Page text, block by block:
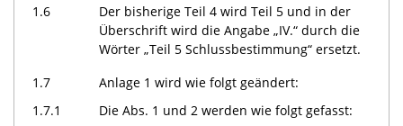
1.6
Der bisherige Teil 4 wird Teil 5 und in der
Überschrift wird die Angabe „IV.“ durch die
Wörter „Teil 5 Schlussbestimmung“ ersetzt.
1.7
Anlage 1 wird wie folgt geändert:
1.7.1
Die Abs. 1 und 2 werden wie folgt gefasst: